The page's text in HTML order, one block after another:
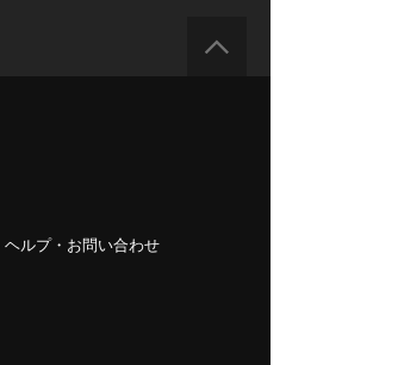
ヘルプ・お問い合わせ